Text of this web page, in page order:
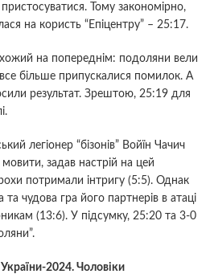
Тому закономірно,
на користь “Епіцентру” – 25:17.
на попереднім: подоляни вели
більше припускалися помилок. А
результат. Зрештою, 25:19 для
легіонер “бізонів” Войїн Чачич
мовити, задав настрій на цей
потримали інтригу (5:5). Однак
чудова гра його партнерів в атаці
(13:6). У підсумку, 25:20 та 3-0
2024. Чоловіки